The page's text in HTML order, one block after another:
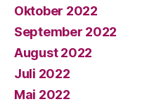
Oktober 2022
September 2022
August 2022
Juli 2022
Mai 2022